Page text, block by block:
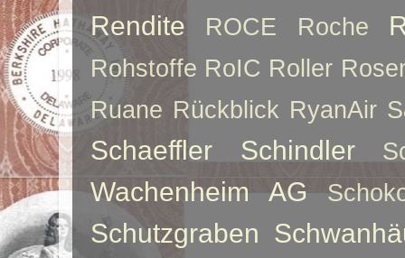
Rendite ROCE Roche
Rohstoffe RoIC Roller
Ruane Rückblick RyanAir
Schaeffler Schindler
Wachenheim AG
Schutzgraben